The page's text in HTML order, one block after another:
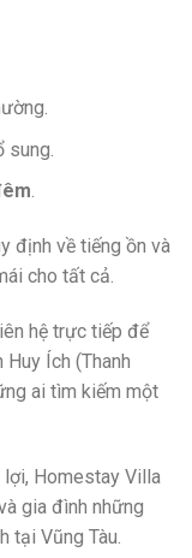
sung.
.
định về tiếng ồn và
cho tất cả.
hệ trực tiếp để
Ích (Thanh
ai tìm kiếm một
lợi, Homestay Villa
gia đình những
tại Vũng Tàu.